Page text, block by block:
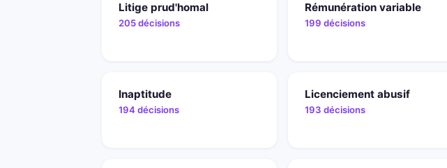
Litige prud'homal
205 décisions
Rémunération variable
199 décisions
Inaptitude
194 décisions
Licenciement abusif
193 décisions